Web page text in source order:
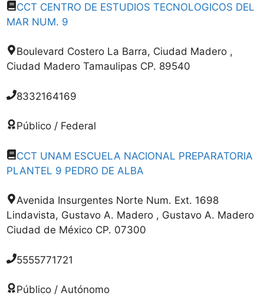
CCT CENTRO DE ESTUDIOS TECNOLOGICOS DEL
MAR NUM. 9
Boulevard Costero La Barra, Ciudad Madero ,
Ciudad Madero Tamaulipas CP. 89540
8332164169
Público / Federal
CCT UNAM ESCUELA NACIONAL PREPARATORIA
PLANTEL 9 PEDRO DE ALBA
Avenida Insurgentes Norte Num. Ext. 1698
Lindavista, Gustavo A. Madero , Gustavo A. Madero
Ciudad de México CP. 07300
5555771721
Público / Autónomo